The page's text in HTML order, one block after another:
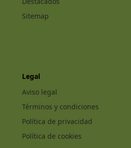
Sitemap
Legal
Aviso legal
Términos y condiciones
Política de privacidad
Política de cookies